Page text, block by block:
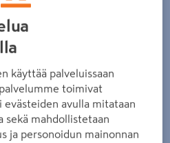
sormilla kosketusnäytöllä
käyttää palveluissaan
toimivat
evästeiden avulla mitataan
sekä mahdollistetaan
ja personoidun mainonnan